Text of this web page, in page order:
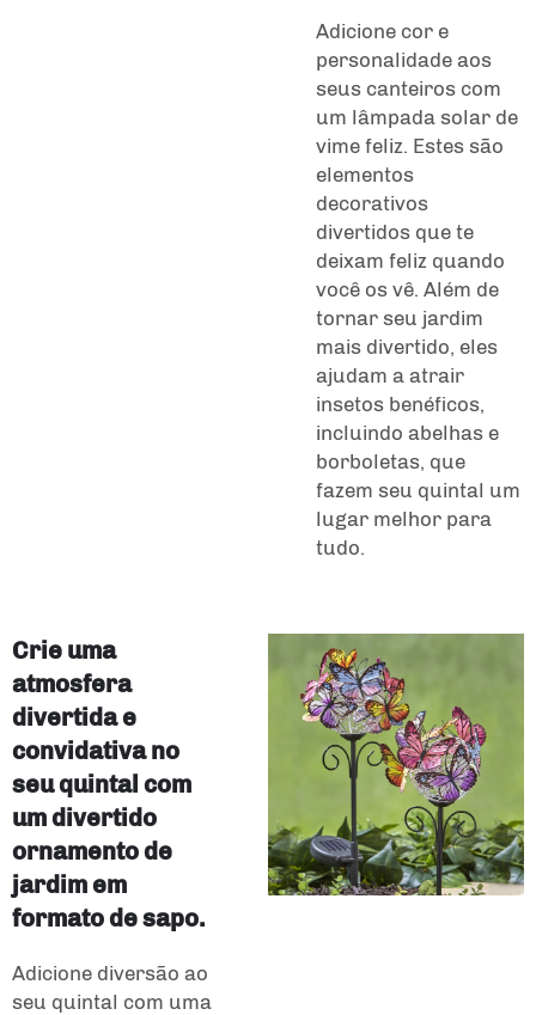
Adicione cor e
personalidade aos
seus canteiros com
um lâmpada solar de
vime feliz. Estes são
elementos
decorativos
divertidos que te
deixam feliz quando
você os vê. Além de
tornar seu jardim
mais divertido, eles
ajudam a atrair
insetos benéficos,
incluindo abelhas e
borboletas, que
fazem seu quintal um
lugar melhor para
tudo.
Crie uma
atmosfera
divertida e
convidativa no
seu quintal com
um divertido
ornamento de
jardim em
formato de sapo.
Adicione diversão ao
seu quintal com uma